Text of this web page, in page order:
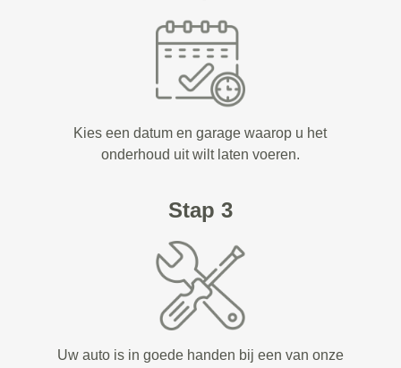
Kies een datum en garage waarop u het
onderhoud uit wilt laten voeren.
Stap 3
Uw auto is in goede handen bij een van onze